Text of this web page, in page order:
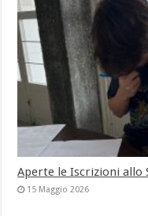
Aperte le Iscrizioni allo
15 Maggio 2026